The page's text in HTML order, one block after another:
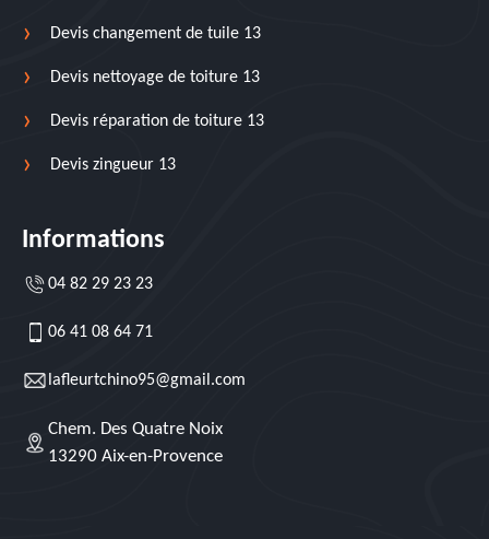
Devis changement de tuile 13
Devis nettoyage de toiture 13
Devis réparation de toiture 13
Devis zingueur 13
Informations
04 82 29 23 23
06 41 08 64 71
lafleurtchino95@gmail.com
Chem. Des Quatre Noix
13290 Aix-en-Provence